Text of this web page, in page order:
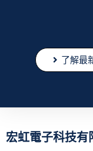
了解最
宏虹電子科技有